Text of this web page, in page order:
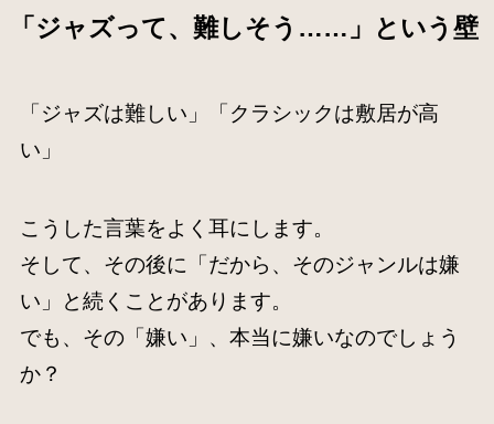
「ジャズって、難しそう……」という壁
「ジャズは難しい」「クラシックは敷居が高
い」
こうした言葉をよく耳にします。
そして、その後に「だから、そのジャンルは嫌
い」と続くことがあります。
でも、その「嫌い」、本当に嫌いなのでしょう
か？